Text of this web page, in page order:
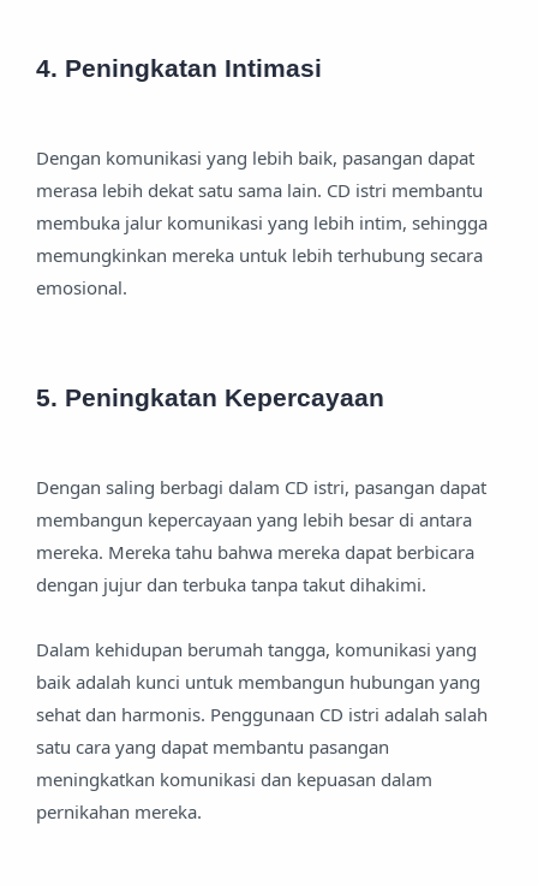
4. Peningkatan Intimasi
Dengan komunikasi yang lebih baik, pasangan dapat
merasa lebih dekat satu sama lain. CD istri membantu
membuka jalur komunikasi yang lebih intim, sehingga
memungkinkan mereka untuk lebih terhubung secara
emosional.
5. Peningkatan Kepercayaan
Dengan saling berbagi dalam CD istri, pasangan dapat
membangun kepercayaan yang lebih besar di antara
mereka. Mereka tahu bahwa mereka dapat berbicara
dengan jujur dan terbuka tanpa takut dihakimi.
Dalam kehidupan berumah tangga, komunikasi yang
baik adalah kunci untuk membangun hubungan yang
sehat dan harmonis. Penggunaan CD istri adalah salah
satu cara yang dapat membantu pasangan
meningkatkan komunikasi dan kepuasan dalam
pernikahan mereka.